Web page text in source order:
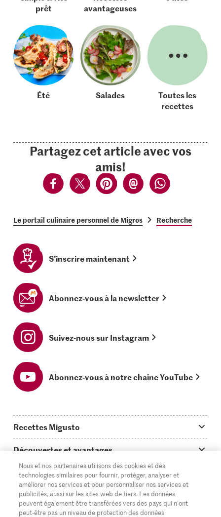
prêt
avantageuses
Été Salades
Toutes les
recettes
Partagez cet article avec vos
amis!
Le portail culinaire personnel de Migros Recherche
S’inscrire maintenant
Abonnez-vous à la newsletter
Suivez-nous sur Instagram
Abonnez-vous à notre chaîne YouTube
Recettes Migusto
Idées de menus
Plats principaux
Simple & vite prêt
Découvertes et avantages
Trucs & astuces
On en parle...
Tutoriels
Informations et généralités
Questions concernant Migusto
Cuisiner avec Migusto
Découvrir
Supermarché
Nous et nos partenaires utilisons des cookies et des
technologies similaires pour fournir, protéger, analyser et
améliorer nos services et pour personnaliser nos services et
publicités, aussi sur les sites web de tiers. Les données
peuvent également être transférées vers des pays qui n'ont
peut-être pas un niveau de protection des données